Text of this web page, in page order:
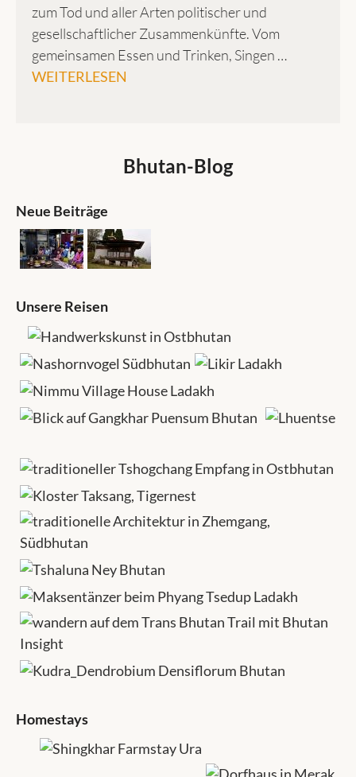
zum Tod und aller Arten politischer und
gesellschaftlicher Zusammenkünfte. Vom
gemeinsamen Essen und Trinken, Singen …
WEITERLESEN
Bhutan-Blog
Neue Beiträge
Unsere Reisen
Homestays